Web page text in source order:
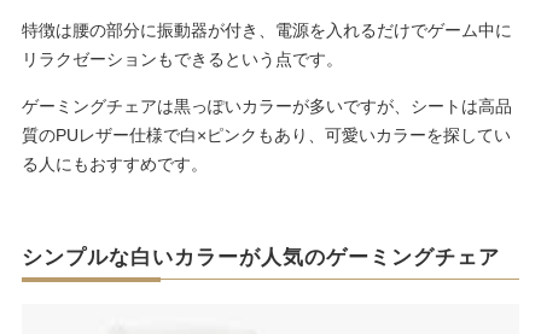
特徴は腰の部分に振動器が付き、電源を入れるだけでゲーム中に
リラクゼーションもできるという点です。
ゲーミングチェアは黒っぽいカラーが多いですが、シートは高品
質のPUレザー仕様で白×ピンクもあり、可愛いカラーを探してい
る人にもおすすめです。
シンプルな白いカラーが人気のゲーミングチェア